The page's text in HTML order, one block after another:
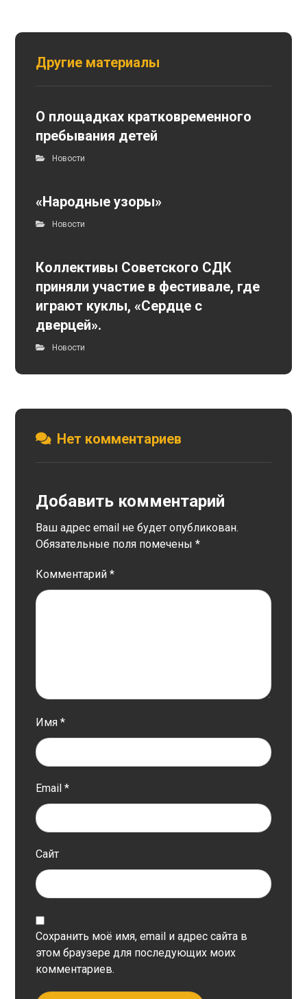
Другие материалы
О площадках кратковременного
пребывания детей
Новости
«Народные узоры»
Новости
Коллективы Советского СДК
приняли участие в фестивале, где
играют куклы, «Сердце с
дверцей».
Новости
Нет комментариев
Добавить комментарий
Ваш адрес email не будет опубликован.
Обязательные поля помечены*
Комментарий*
Имя*
Email*
Сайт
Сохранить моё имя, email и адрес сайта в
этом браузере для последующих моих
комментариев.